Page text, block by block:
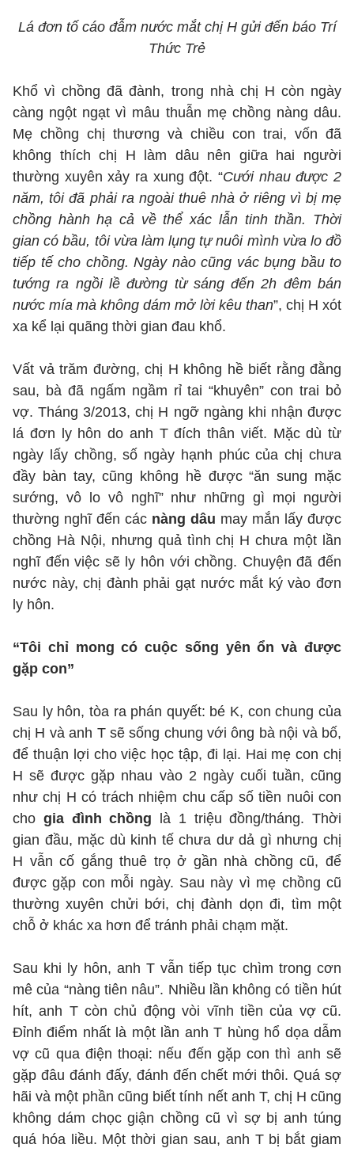
Lá đơn tố cáo đẫm nước mắt chị H gửi đến báo Trí
Thức Trẻ
Khổ vì chồng đã đành, trong nhà chị H còn ngày
càng ngột ngạt vì mâu thuẫn mẹ chồng nàng dâu.
Mẹ chồng chị thương và chiều con trai, vốn đã
không thích chị H làm dâu nên giữa hai người
thường xuyên xảy ra xung đột. “Cưới nhau được 2
năm, tôi đã phải ra ngoài thuê nhà ở riêng vì bị mẹ
chồng hành hạ cả về thể xác lẫn tinh thần. Thời
gian có bầu, tôi vừa làm lụng tự nuôi mình vừa lo đồ
tiếp tế cho chồng. Ngày nào cũng vác bụng bầu to
tướng ra ngồi lề đường từ sáng đến 2h đêm bán
nước mía mà không dám mở lời kêu than”, chị H xót
xa kể lại quãng thời gian đau khổ.
Vất vả trăm đường, chị H không hề biết rằng đằng
sau, bà đã ngấm ngầm rỉ tai “khuyên” con trai bỏ
vợ. Tháng 3/2013, chị H ngỡ ngàng khi nhận được
lá đơn ly hôn do anh T đích thân viết. Mặc dù từ
ngày lấy chồng, số ngày hạnh phúc của chị chưa
đầy bàn tay, cũng không hề được “ăn sung mặc
sướng, vô lo vô nghĩ” như những gì mọi người
thường nghĩ đến các nàng dâu may mắn lấy được
chồng Hà Nội, nhưng quả tình chị H chưa một lần
nghĩ đến việc sẽ ly hôn với chồng. Chuyện đã đến
nước này, chị đành phải gạt nước mắt ký vào đơn
ly hôn.
“Tôi chỉ mong có cuộc sống yên ổn và được
gặp con”
Sau ly hôn, tòa ra phán quyết: bé K, con chung của
chị H và anh T sẽ sống chung với ông bà nội và bố,
để thuận lợi cho việc học tập, đi lại. Hai mẹ con chị
H sẽ được gặp nhau vào 2 ngày cuối tuần, cũng
như chị H có trách nhiệm chu cấp số tiền nuôi con
cho gia đình chồng là 1 triệu đồng/tháng. Thời
gian đầu, mặc dù kinh tế chưa dư dả gì nhưng chị
H vẫn cố gắng thuê trọ ở gần nhà chồng cũ, để
được gặp con mỗi ngày. Sau này vì mẹ chồng cũ
thường xuyên chửi bới, chị đành dọn đi, tìm một
chỗ ở khác xa hơn để tránh phải chạm mặt.
Sau khi ly hôn, anh T vẫn tiếp tục chìm trong cơn
mê của “nàng tiên nâu”. Nhiều lần không có tiền hút
hít, anh T còn chủ động vòi vĩnh tiền của vợ cũ.
Đỉnh điểm nhất là một lần anh T hùng hổ dọa dẫm
vợ cũ qua điện thoại: nếu đến gặp con thì anh sẽ
gặp đâu đánh đấy, đánh đến chết mới thôi. Quá sợ
hãi và một phần cũng biết tính nết anh T, chị H cũng
không dám chọc giận chồng cũ vì sợ bị anh túng
quá hóa liều. Một thời gian sau, anh T bị bắt giam